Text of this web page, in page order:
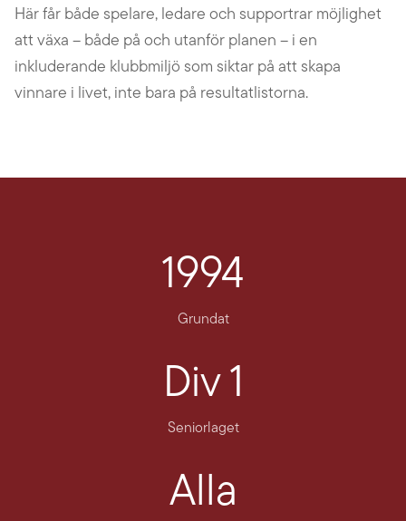
Här får både spelare, ledare och supportrar möjlighet
att växa – både på och utanför planen – i en
inkluderande klubbmiljö som siktar på att skapa
vinnare i livet, inte bara på resultatlistorna.
1994
Grundat
Div 1
Seniorlaget
Alla